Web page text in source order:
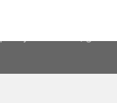
IP address and